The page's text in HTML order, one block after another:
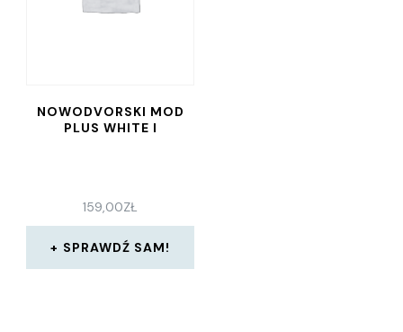
NOWODVORSKI MOD
PLUS WHITE I
159,00ZŁ
SPRAWDŹ SAM!